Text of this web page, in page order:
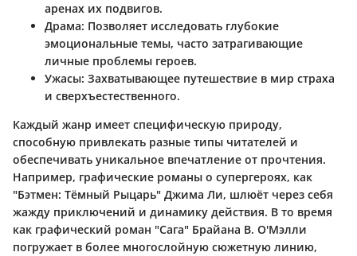
аренах их подвигов.
Драма: Позволяет исследовать глубокие
эмоциональные темы, часто затрагивающие
личные проблемы героев.
Ужасы: Захватывающее путешествие в мир страха
и сверхъестественного.
Каждый жанр имеет специфическую природу,
способную привлекать разные типы читателей и
обеспечивать уникальное впечатление от прочтения.
Например, графические романы о супергероях, как
"Бэтмен: Тёмный Рыцарь" Джима Ли, шлюёт через себя
жажду приключений и динамику действия. В то время
как графический роман "Сага" Брайана В. О'Мэлли
погружает в более многослойную сюжетную линию,